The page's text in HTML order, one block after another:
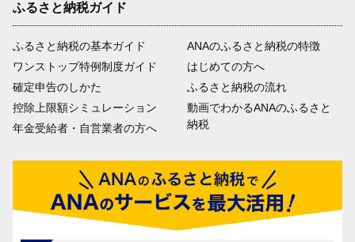
ふるさと納税ガイド
ふるさと納税の基本ガイド
ワンストップ特例制度ガイド
確定申告のしかた
控除上限額シミュレーション
年金受給者・自営業者の方へ
ANAのふるさと納税の特徴
はじめての方へ
ふるさと納税の流れ
動画でわかるANAのふるさと
納税